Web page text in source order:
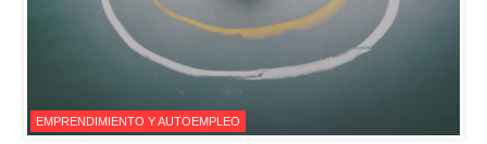
EMPRENDIMIENTO Y AUTOEMPLEO